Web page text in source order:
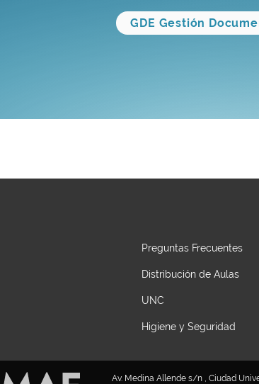
GDE Gestión
Preguntas Frecuentes
Distribución de Aulas
UNC
Higiene y Seguridad
Av. Medina Allende s/n , Ciudad